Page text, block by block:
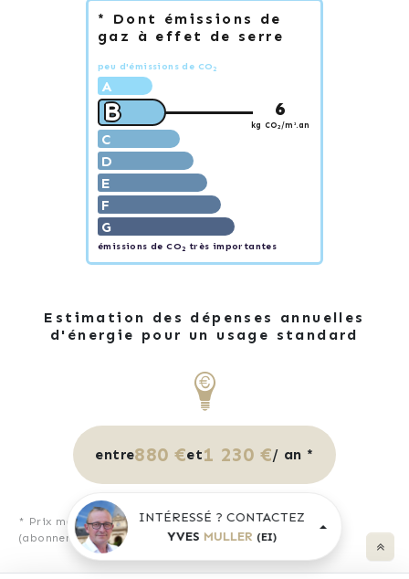
* Dont émissions de
gaz à effet de serre
peu d'émissions de CO 2
A
B 6
kg CO2 /m².an
C
D
E
F
G
émissions de CO2 très importantes
Estimation des dépenses annuelles
d'énergie pour un usage standard
entre880 €et1 230 €/ an *
* Prix moyens des énergies indexés pour l'année 2023
(abonnement compris).
INTÉRESSÉ ? CONTACTEZ
YVES MULLER (EI)